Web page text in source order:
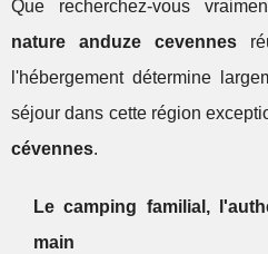
Que recherchez-vous
nature anduze cevennes
l'hébergement détermine
séjour dans cette région
cévennes.
Le camping familial,
main